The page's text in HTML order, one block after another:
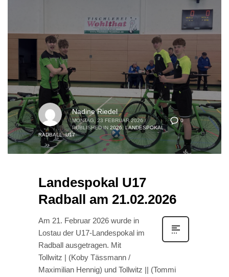
0
Nadine Riedel
MONTAG, 23 FEBRUAR 2026 /
PUBLISHED IN 2026,LANDESPOKAL,
RADBALL,U17
Landespokal U17
Radball am 21.02.2026
Am 21. Februar 2026 wurde in
Lostau der U17-Landespokal im
Radball ausgetragen. Mit
Tollwitz | (Koby Tässmann /
Maximilian Hennig) und Tollwitz || (Tommi